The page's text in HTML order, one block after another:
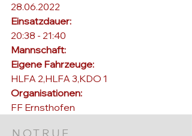
28.06.2022
Einsatzdauer:
20:38 - 21:40
Mannschaft:
Eigene Fahrzeuge:
HLFA 2,HLFA 3,KDO 1
Organisationen:
FF Ernsthofen